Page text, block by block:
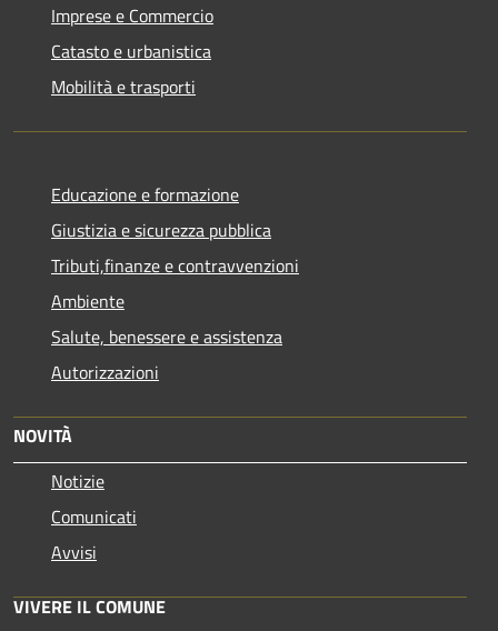
Imprese e Commercio
Catasto e urbanistica
Mobilità e trasporti
Educazione e formazione
Giustizia e sicurezza pubblica
Tributi,finanze e contravvenzioni
Ambiente
Salute, benessere e assistenza
Autorizzazioni
NOVITÀ
Notizie
Comunicati
Avvisi
VIVERE IL COMUNE